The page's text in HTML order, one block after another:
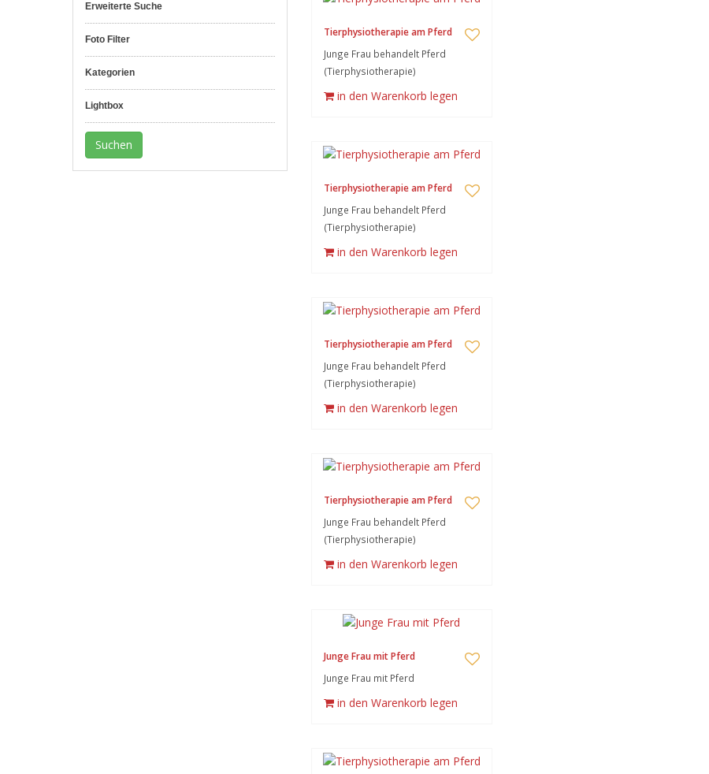
Erweiterte Suche
Foto Filter
Kategorien
Lightbox
Tierphysiotherapie am Pferd
Junge Frau behandelt Pferd
(Tierphysiotherapie)
in den Warenkorb legen
Tierphysiotherapie am Pferd
Junge Frau behandelt Pferd
(Tierphysiotherapie)
in den Warenkorb legen
Tierphysiotherapie am Pferd
Junge Frau behandelt Pferd
(Tierphysiotherapie)
in den Warenkorb legen
Tierphysiotherapie am Pferd
Junge Frau behandelt Pferd
(Tierphysiotherapie)
in den Warenkorb legen
Junge Frau mit Pferd
Junge Frau mit Pferd
in den Warenkorb legen